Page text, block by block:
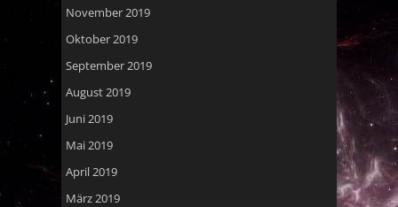
November 2019
Oktober 2019
September 2019
August 2019
Juni 2019
Mai 2019
April 2019
März 2019